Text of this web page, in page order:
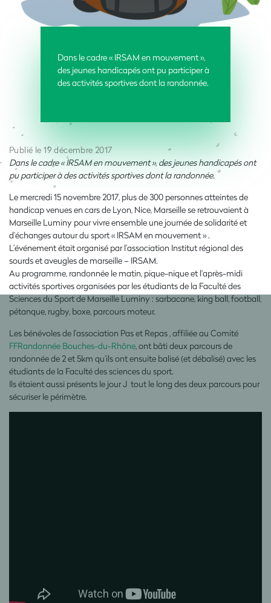
Dans le cadre « IRSAM en mouvement »,
des jeunes handicapés ont pu participer à
des activités sportives dont la randonnée.
Publié le 19 décembre 2017
Dans le cadre « IRSAM en mouvement », des jeunes handicapés ont
pu participer à des activités sportives dont la randonnée.
Le mercredi 15 novembre 2017, plus de 300 personnes atteintes de
handicap venues en cars de Lyon, Nice, Marseille se retrouvaient à
Marseille Luminy pour vivre ensemble une journée de solidarité et
d’échanges autour du sport « IRSAM en mouvement » .
L’événement était organisé par l’association Institut régional des
sourds et aveugles de marseille – IRSAM.
Au programme, randonnée le matin, pique-nique et l’après-midi
activités sportives organisées par les étudiants de la Faculté des
Sciences du Sport de Marseille Luminy : sarbacane, king ball, football,
pétanque, rugby, boxe, parcours moteur.
Les bénévoles de l’association Pas et Repas , affiliée au Comité
FFRandonnée Bouches-du-Rhône , ont bâti deux parcours de
randonnée de 2 et 5km qu’ils ont ensuite balisé (et débalisé) avec les
étudiants de la Faculté des sciences du sport.
Ils étaient aussi présents le jour J tout le long des deux parcours pour
sécuriser le périmètre.